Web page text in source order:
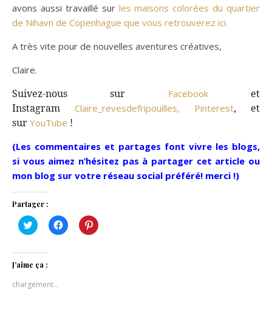
avons aussi travaillé sur les maisons colorées du quartier
de Nihavn de Copenhague que vous retrouverez ici.
A très vite pour de nouvelles aventures créatives,
Claire.
Suivez-nous sur Facebooket
Instagram Claire_revesdefripouilles, Pinterest, et
sur YouTube !
(Les commentaires et partages font vivre les blogs,
si vous aimez n’hésitez pas à partager cet article ou
mon blog sur votre réseau social préféré! merci !)
Partager :
Cliquez
pour
Twitter(ouvre
dans
une
fenêtre)
Cliquez
pour
Cliquez
pour
J’aime ça :
chargement…